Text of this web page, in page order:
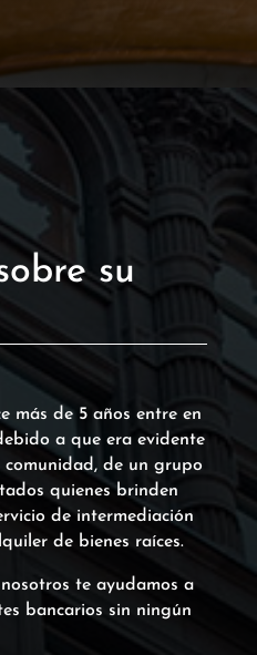
su
más de 5 años entre en
a que era evidente
comunidad, de un grupo
quienes brinden
de intermediación
de bienes raíces.
te ayudamos a
bancarios sin ningún